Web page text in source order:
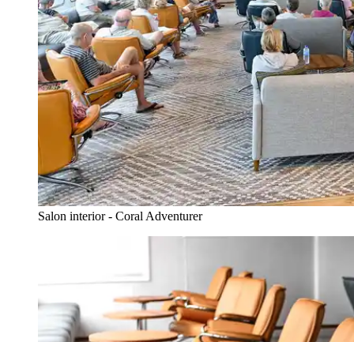
Salon interior - Coral Adventurer